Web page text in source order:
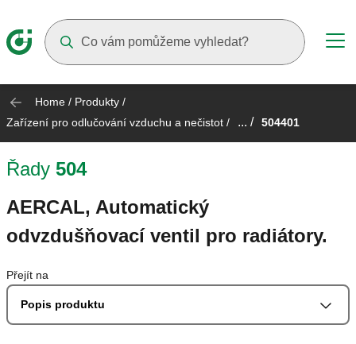
Home / Produkty /
Zařízení pro odlučování vzduchu a nečistot / ... / 504401
Řady 504
AERCAL, Automatický
odvzdušňovací ventil pro radiátory.
Přejít na
Popis produktu